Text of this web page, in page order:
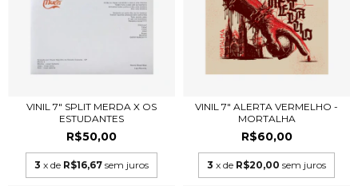
VINIL 7" SPLIT MERDA X OS
ESTUDANTES
R$50,00
3 x de R$16,67 sem juros
VINIL 7" ALERTA VERMELHO -
MORTALHA
R$60,00
3 x de R$20,00 sem juros